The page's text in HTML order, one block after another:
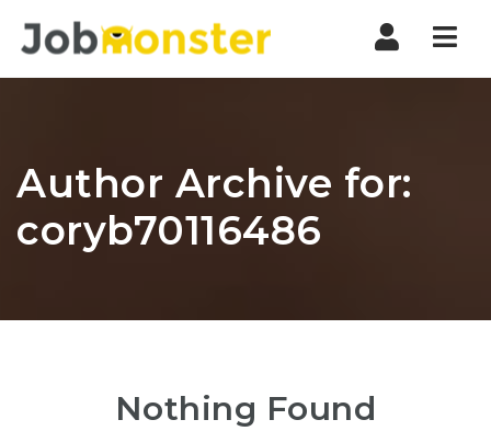
Author Archive for:
coryb70116486
Nothing Found